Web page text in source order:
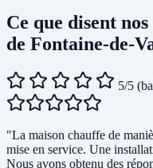
Ce que disent
de Fontaine-de-
5/5
"La maison chauffe de
mise en service. Une
Nous avons obtenu des